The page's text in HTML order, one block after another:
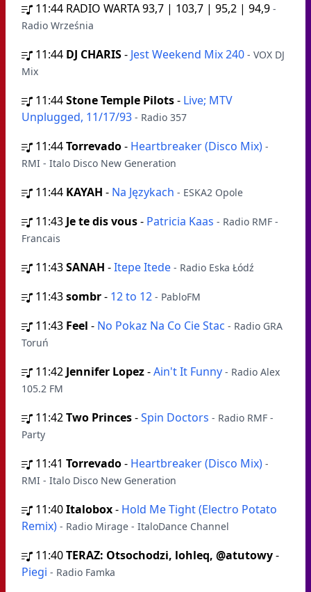
11:44 RADIO WARTA 93,7 | 103,7 | 95,2 | 94,9 -
Radio Września
11:44 DJ CHARIS- Jest Weekend Mix 240 - VOX DJ
Mix
11:44Stone Temple Pilots- Live; MTV
Unplugged, 11/17/93 - Radio 357
11:44Torrevado- Heartbreaker (Disco Mix) -
RMI - Italo Disco New Generation
11:44 KAYAH - Na Językach - ESKA2 Opole
11:43 Je te dis vous- Patricia Kaas - Radio RMF -
Francais
11:43SANAH -Itepe Itede - Radio Eska Łódź
11:43sombr- 12 to 12 - PabloFM
11:43 Feel - No Pokaz Na Co Cie Stac - Radio GRA
Toruń
11:42 Jennifer Lopez-Ain't It Funny - Radio Alex
105.2 FM
11:42Two Princes-Spin Doctors - Radio RMF -
Party
11:41 Torrevado- Heartbreaker (Disco Mix) -
RMI - Italo Disco New Generation
11:40Italobox- Hold Me Tight (Electro Potato
Remix) - Radio Mirage - ItaloDance Channel
11:40TERAZ: Otsochodzi, lohleq, @atutowy-
Piegi - Radio Famka